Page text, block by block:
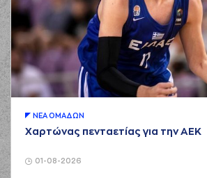
01-08-2026
ΝΕA ΟΜAΔΩΝ
Χαρτώνας πενταετίας για την ΑΕΚ